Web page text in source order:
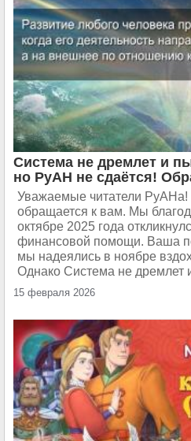
Система не дремлет и
но РуАН не сдаётся!
Уважаемые читатели
обращается к вам. Мы
октябре 2025 года
финансовой помощи. Ваша
мы надеялись в ноябре
Однако Система не дремлет
15 февраля 2026